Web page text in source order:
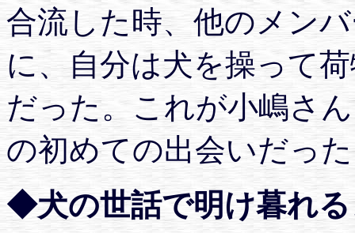
合流した時、他のメン
に、自分は犬を操って
だった。これが小嶋さ
の初めての出会いだっ
◆犬の世話で明け暮れ